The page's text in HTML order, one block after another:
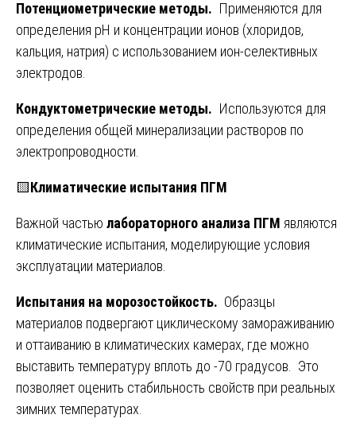
Потенциометрические методы. Применяются для
определения рН и концентрации ионов (хлоридов,
кальция, натрия) с использованием ион-селективных
электродов.
Кондуктометрические методы. Используются для
определения общей минерализации растворов по
электропроводности.
🟨Климатические испытания ПГМ
Важной частью лабораторного анализа ПГМ являются
климатические испытания, моделирующие условия
эксплуатации материалов.
Испытания на морозостойкость. Образцы
материалов подвергают циклическому замораживанию
и оттаиванию в климатических камерах, где можно
выставить температуру вплоть до -70 градусов. Это
позволяет оценить стабильность свойств при реальных
зимних температурах.